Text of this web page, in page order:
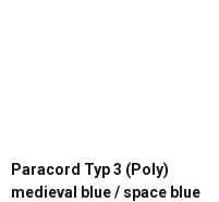
Paracord Typ 3 (Poly)
medieval blue / space blue